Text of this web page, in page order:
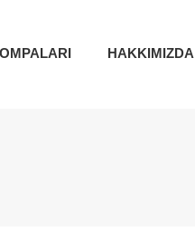
HAKKIMIZDA